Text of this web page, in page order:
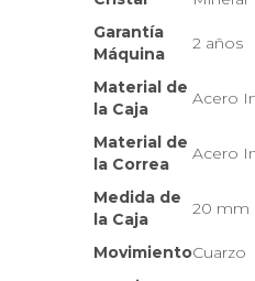
Garantía
Máquina
2 años
Material de
la Caja
Acero
Material de
la Correa
Acero
Medida de
la Caja
20 mm
MovimientoCuarzo